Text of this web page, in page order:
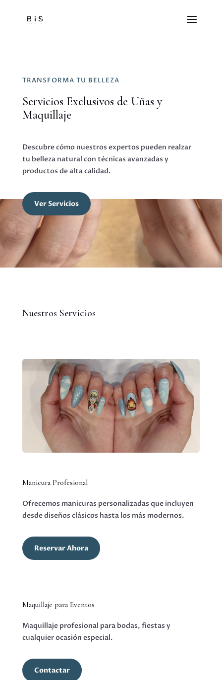
TRANSFORMA TU BELLEZA
Servicios Exclusivos de Uñas y
Maquillaje
Descubre cómo nuestros expertos pueden realzar
tu belleza natural con técnicas avanzadas y
productos de alta calidad.
Ver Servicios
Nuestros Servicios
Manicura Profesional
Ofrecemos manicuras personalizadas que incluyen
desde diseños clásicos hasta los más modernos.
Reservar Ahora
Maquillaje para Eventos
Maquillaje profesional para bodas, fiestas y
cualquier ocasión especial.
Contactar